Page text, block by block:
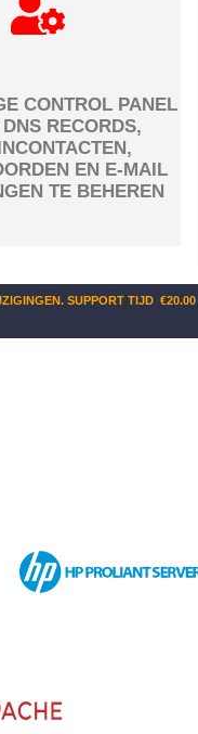
CONTROL PANEL
RECORDS,
EN E-MAIL
TE BEHEREN
SUPPORT TIJD €20.00